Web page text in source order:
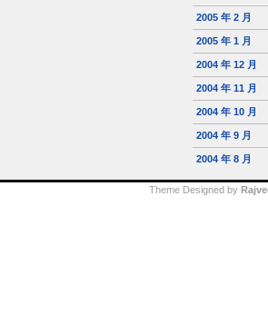
2005 年 2 月
2005 年 1 月
2004 年 12 月
2004 年 11 月
2004 年 10 月
2004 年 9 月
2004 年 8 月
Theme Designed by